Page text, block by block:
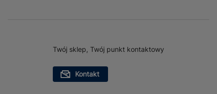
Twój sklep, Twój punkt kontaktowy
Kontakt